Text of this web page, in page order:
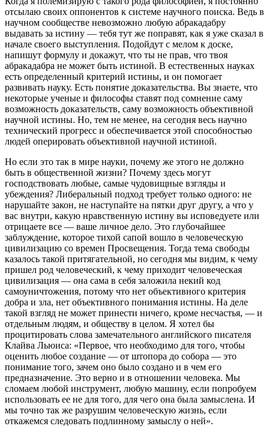
отсылаю своих оппонентов к системе научного поиска. Ведь в
научном сообществе невозможно любую абракадабру
выдавать за истину — тебя тут же поправят, как я уже сказал в
начале своего выступления. Подойдут с мелом к доске,
напишут формулу и докажут, что ты не прав, что твоя
абракадабра не может быть истиной. В естественных науках
есть определенный критерий истины, и он помогает
развивать науку. Есть понятие доказательства. Вы знаете, что
некоторые ученые и философы ставят под сомнение саму
возможность доказательств, саму возможность объективной
научной истины. Но, тем не менее, на сегодня весь научно
технический прогресс и обеспечивается этой способностью
людей оперировать объективной научной истиной.
Но если это так в мире науки, почему же этого не должно
быть в общественной жизни? Почему здесь могут
господствовать любые, самые чудовищные взгляды и
убеждения? Либеральный подход требует только одного: не
нарушайте закон, не наступайте на пятки друг другу, а что у
вас внутри, какую нравственную истину вы исповедуете или
отрицаете все — ваше личное дело. Это глубочайшее
заблуждение, которое тихой сапой вошло в человеческую
цивилизацию со времен Просвещения. Тогда тема свободы
казалось такой притягательной, но сегодня мы видим, к чему
пришел род человеческий, к чему приходит человеческая
цивилизация — она сама в себя заложила некий код
самоуничтожения, потому что нет объективного критерия
добра и зла, нет объективного понимания истины. На деле
такой взгляд не может принести ничего, кроме несчастья, — и
отдельным людям, и обществу в целом. Я хотел бы
процитировать слова замечательного английского писателя
Клайва Льюиса: «Первое, что необходимо для того, чтобы
оценить любое создание — от штопора до собора — это
понимание того, зачем оно было создано и в чем его
предназначение. Это верно и в отношении человека. Мы
сломаем любой инструмент, любую машину, если попробуем
использовать ее не для того, для чего она была замыслена. И
мы точно так же разрушим человеческую жизнь, если
откажемся следовать подлинному замыслу о ней».